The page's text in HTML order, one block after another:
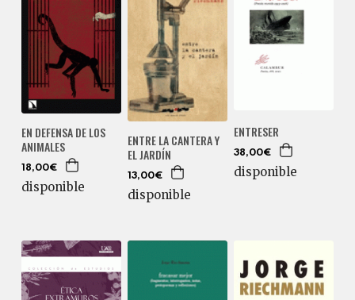
EN DEFENSA DE LOS
ANIMALES
18,00€
disponible
ENTRE LA CANTERA Y
EL JARDÍN
13,00€
disponible
ENTRESER
38,00€
disponible